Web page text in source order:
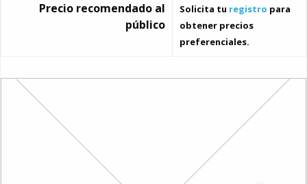
Precio recomendado al
público
Solicita tu registro para
obtener precios
preferenciales.